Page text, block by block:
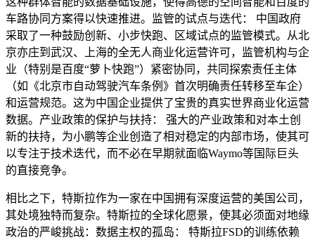
车路协同方案得以快速推进。监管的试点与迭代： 中国政府
采取了一种鼓励创新、小步快跑、区域试点的监管模式。从北
京亦庄到武汉、上海的全无人商业化运营许可，监管机构与企
业（特别是百度“萝卜快跑”）紧密协同，共同探索责任主体
（如《北京市自动驾驶汽车条例》首次明确责任转移至车企）
和运营规范。这为中国企业提供了宝贵的真实世界商业化运营
数据。产业政策的保护与扶持： 强大的产业政策和对本土创
新的扶持，为小鹏等企业创造了相对稳定的内部市场，使其可
以专注于技术迭代，而不必在早期就面临Waymo等国际巨头
的直接竞争。
相比之下，特斯拉作为一家在中国拥有深度运营的美国公司，
其处境独特而复杂。特斯拉的全球化愿景，使其必须面对地缘
政治的严峻挑战：数据主权的孤岛： 特斯拉FSD的训练依赖